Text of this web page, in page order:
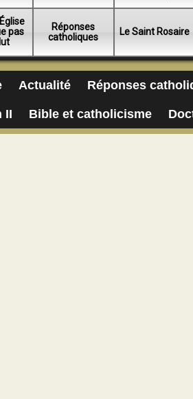
pas
Réponses
catholiques
Le Saint Rosaire
Actualité Réponses
II Bible et catholicisme